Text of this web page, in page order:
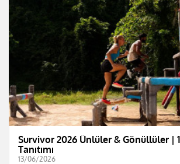
Survivor 2026 Ünlüler & Gönüllüler |
Tanıtımı
13/06/2026